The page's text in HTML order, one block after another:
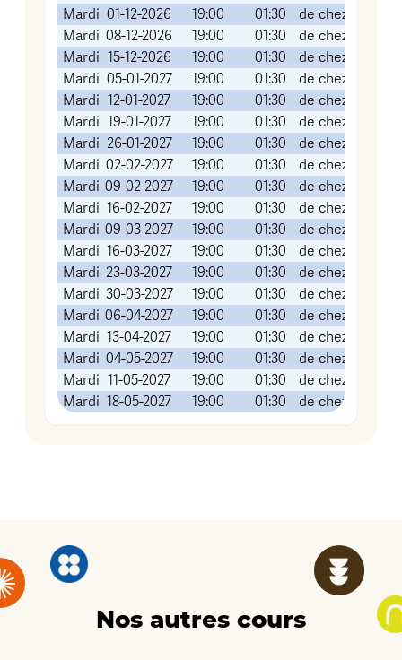
Mardi 01-12-2026 19:00 01:30
de chez vous
Mardi 08-12-2026 19:00 01:30
de chez vous
Mardi 15-12-2026 19:00 01:30
de chez vous
Mardi 05-01-2027 19:00 01:30
de chez vous
Mardi 12-01-2027 19:00 01:30
de chez vous
Mardi 19-01-2027 19:00 01:30
de chez vous
Mardi 26-01-2027 19:00 01:30
de chez vous
Mardi 02-02-2027 19:00 01:30
de chez vous
Mardi 09-02-2027 19:00 01:30
de chez vous
Mardi 16-02-2027 19:00 01:30
de chez vous
Mardi 09-03-2027 19:00 01:30
de chez vous
Mardi 16-03-2027 19:00 01:30
de chez vous
Mardi 23-03-2027 19:00 01:30
de chez vous
Mardi 30-03-2027 19:00 01:30
de chez vous
Mardi 06-04-2027 19:00 01:30
de chez vous
Mardi 13-04-2027 19:00 01:30
de chez vous
Mardi 04-05-2027 19:00 01:30
de chez vous
Mardi 11-05-2027 19:00 01:30
de chez vous
Mardi 18-05-2027 19:00 01:30 de chez vous
Nos autres cours